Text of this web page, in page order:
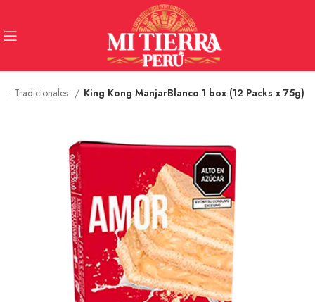
Tradicionales King Kong ManjarBlanco 1 box (12 Packs x 75g)